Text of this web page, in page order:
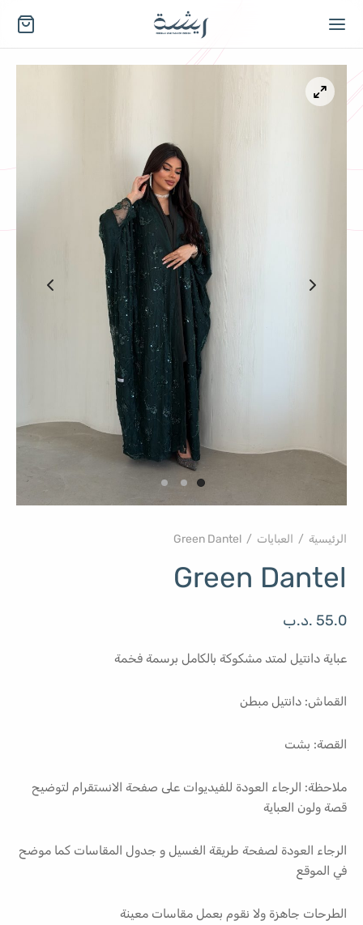
الرئيسية / العبايات /
Green Dantel
55.0 .د.ب
عباية دانتيل لمتد مشكوكة بالكامل برسمة فخمة
القماش: دانتيل مبطن
القصة: بشت
ملاحظة: الرجاء العودة للفيديوات على صفحة الانستقرام لتوضيح
قصة ولون العباية
الرجاء العودة لصفحة طريقة الغسيل و جدول المقاسات كما موضح
في الموقع
الطرحات جاهزة ولا نقوم بعمل مقاسات معينة